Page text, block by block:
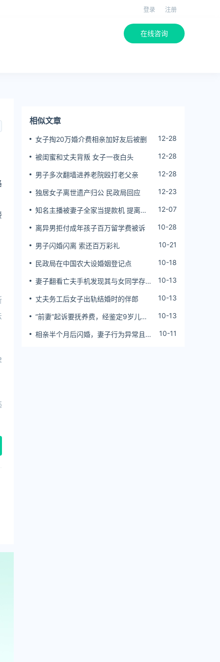
登录 注册
在线咨询
相似文章
女子掏20万婚介费相亲加好友后被删 12-28
被闺蜜和丈夫背叛 女子一夜白头 12-28
男子多次翻墙进养老院殴打老父亲 12-28
独居女子离世遗产归公 民政局回应 12-23
知名主播被妻子全家当提款机 提离婚
12-07
离异男拒付成年孩子百万留学费被诉 10-28
男子闪婚闪离 索还百万彩礼 10-21
民政局在中国农大设婚姻登记点 10-18
妻子翻看亡夫手机发现其与女同学存婚
10-13
丈夫务工后女子出轨结婚时的伴郎 10-13
“前妻”起诉要抚养费，经鉴定9岁儿子
10-13
相亲半个月后闪婚，妻子行为异常且持
10-11